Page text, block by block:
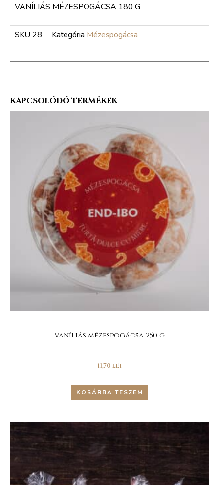
VANÍLIÁS MÉZESPOGÁCSA 180 G
SKU 28 Kategória Mézespogácsa
KAPCSOLÓDÓ TERMÉKEK
Vaníliás mézespogácsa 250 g
11,70 lei
KOSÁRBA TESZEM